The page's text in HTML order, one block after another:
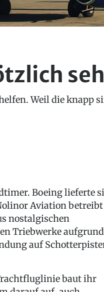
Weil die knapp
Boeing lieferte
Aviation betreibt
nostalgischen
Triebwerke aufgrund
auf
baut ihr